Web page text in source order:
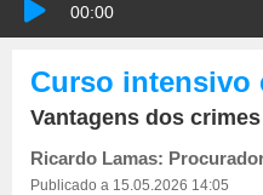
00:00
Vantagens dos crimes de
Publicado a 15.05.2026 14:05